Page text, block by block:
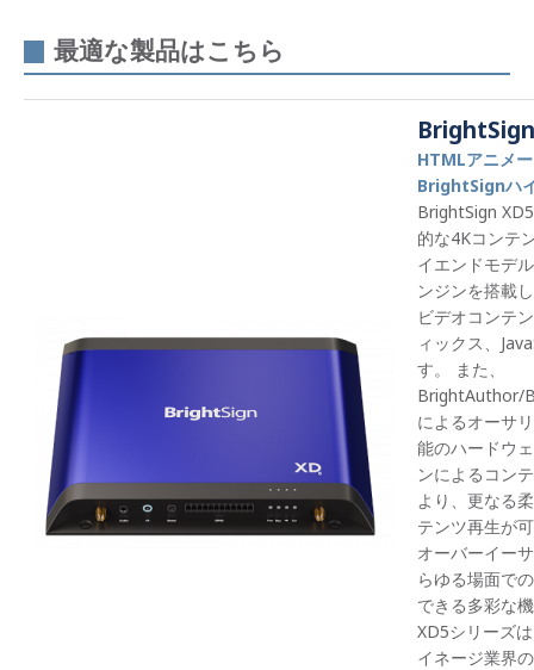
最適な製品はこちら
HTMLアニメ
BrightSignハ
BrightSign
的な4Kコンテ
イエンドモデ
ンジンを搭載
ビデオコンテ
ィックス、
す。 また、
BrightAuthor/
によるオーサ
能のハードウ
ンによるコン
より、更なる
テンツ再生が
オーバーイー
らゆる場面で
できる多彩な
XD5シリーズ
イネージ業界